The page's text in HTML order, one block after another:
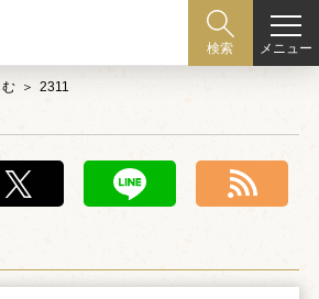
検索 メニュー
む 2311